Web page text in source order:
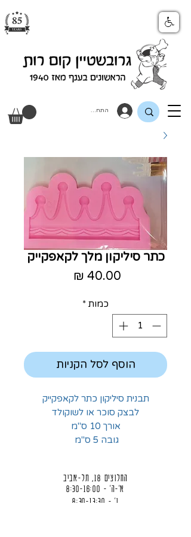
התחבר
כתר סיליקון מלך לקאפקייק
כמות *
הוסף לסל הקניות
תבנית סיליקון כתר לקאפקייק
לבצק סוכר או לשוקולד
אורך 10 ס"מ
גובה 5 ס"מ
החלוצים 18, תל-אביב
א'-ה' - 8:30-16:00
ו' - 8:30-13:30